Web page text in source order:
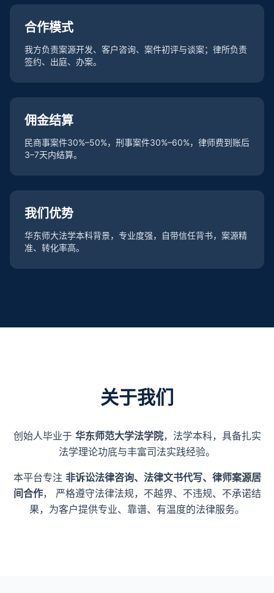
合作模式
我方负责案源开发、客户咨询、案件初评与谈案；律所负责
签约、出庭、办案。
佣金结算
民商事案件30%–50%，刑事案件30%–60%，律师费到账后
3–7天内结算。
我们优势
华东师大法学本科背景，专业度强，自带信任背书，案源精
准、转化率高。
关于我们
创始人毕业于 华东师范大学法学院，法学本科，具备扎实
法学理论功底与丰富司法实践经验。
本平台专注 非诉讼法律咨询、法律文书代写、律师案源居
间合作， 严格遵守法律法规，不越界、不违规、不承诺结
果，为客户提供专业、靠谱、有温度的法律服务。